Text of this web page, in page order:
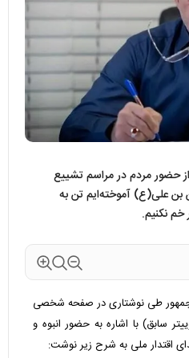
حضور مردم در مراسم تشییع
علی(ع) آموخته‌ایم تن به
نکنیم.
طی نوشتاری در صفحه شخصی
سابق) با اشاره به حضور انبوه و
اقتدار ملی به شرح زیر نوشت: